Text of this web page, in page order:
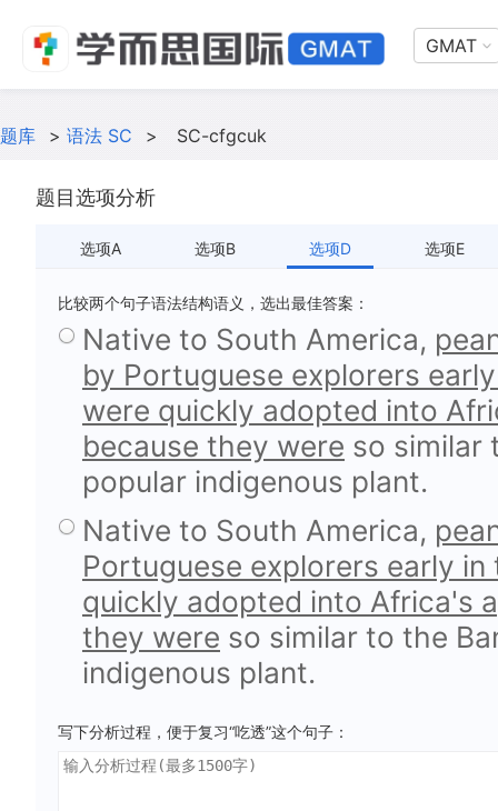
GMAT
题库 > 语法 SC > SC-cfgcuk
题目选项分析
选项A 选项B 选项D 选项E
比较两个句子语法结构语义，选出最佳答案：
Native to South America,
by Portuguese explorers
were quickly adopted into
because they were so similar
popular indigenous plant.
Native to South America,
Portuguese explorers early
quickly adopted into Africa's
they were so similar to the
indigenous plant.
写下分析过程，便于复习“吃透”这个句子：